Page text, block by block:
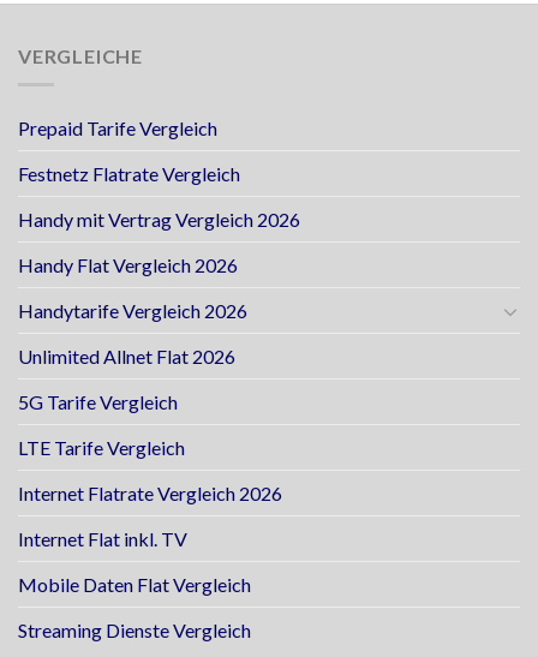
VERGLEICHE
Prepaid Tarife Vergleich
Festnetz Flatrate Vergleich
Handy mit Vertrag Vergleich 2026
Handy Flat Vergleich 2026
Handytarife Vergleich 2026
Unlimited Allnet Flat 2026
5G Tarife Vergleich
LTE Tarife Vergleich
Internet Flatrate Vergleich 2026
Internet Flat inkl. TV
Mobile Daten Flat Vergleich
Streaming Dienste Vergleich